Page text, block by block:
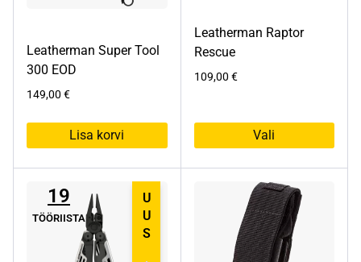
Leatherman Super Tool
300 EOD
149,00 €
Lisa korvi
Leatherman Raptor
Rescue
109,00 €
Vali
varianti.
Valikuid
UUS
19
TÖÖRIISTA